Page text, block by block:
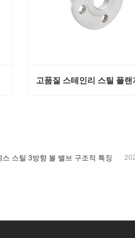
고품질 스테인리 스틸 플랜
스 스틸 3방향 볼 밸브 구조적 특징